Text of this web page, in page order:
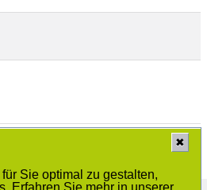
Sie optimal zu gestalten,
Erfahren Sie mehr in unserer
✖